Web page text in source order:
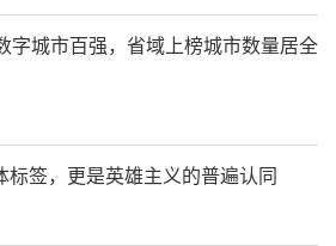
字城市百强，省域上榜城市数量居全
签，更是英雄主义的普遍认同